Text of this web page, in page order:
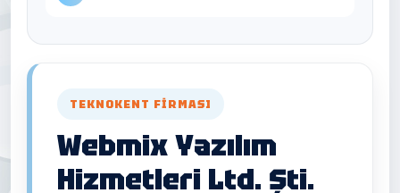
TEKNOKENT FIRMASI
Webmix Yazılım
Hizmetleri Ltd. Şti.